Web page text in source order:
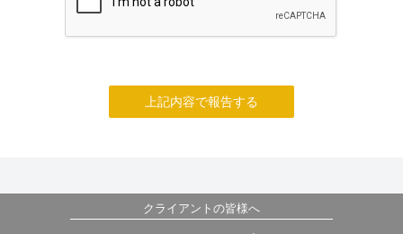
上記内容で報告する
クライアントの皆様へ